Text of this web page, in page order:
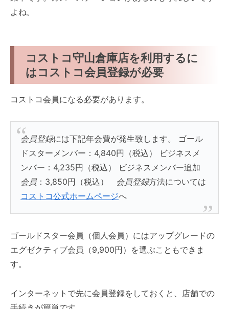
よね。
コストコ守山倉庫店を利用するに
はコストコ会員登録が必要
コストコ会員になる必要があります。
会員登録には下記年会費が発生致します。 ゴール
ドスターメンバー：4,840円（税込） ビジネスメ
ンバー：4,235円（税込） ビジネスメンバー追加
会員：3,850円（税込） 会員登録方法については
コストコ公式ホームページへ
ゴールドスター会員（個人会員）にはアップグレードの
エグゼクティブ会員（9,900円）を選ぶこともできま
す。
インターネットで先に会員登録をしておくと、店舗での